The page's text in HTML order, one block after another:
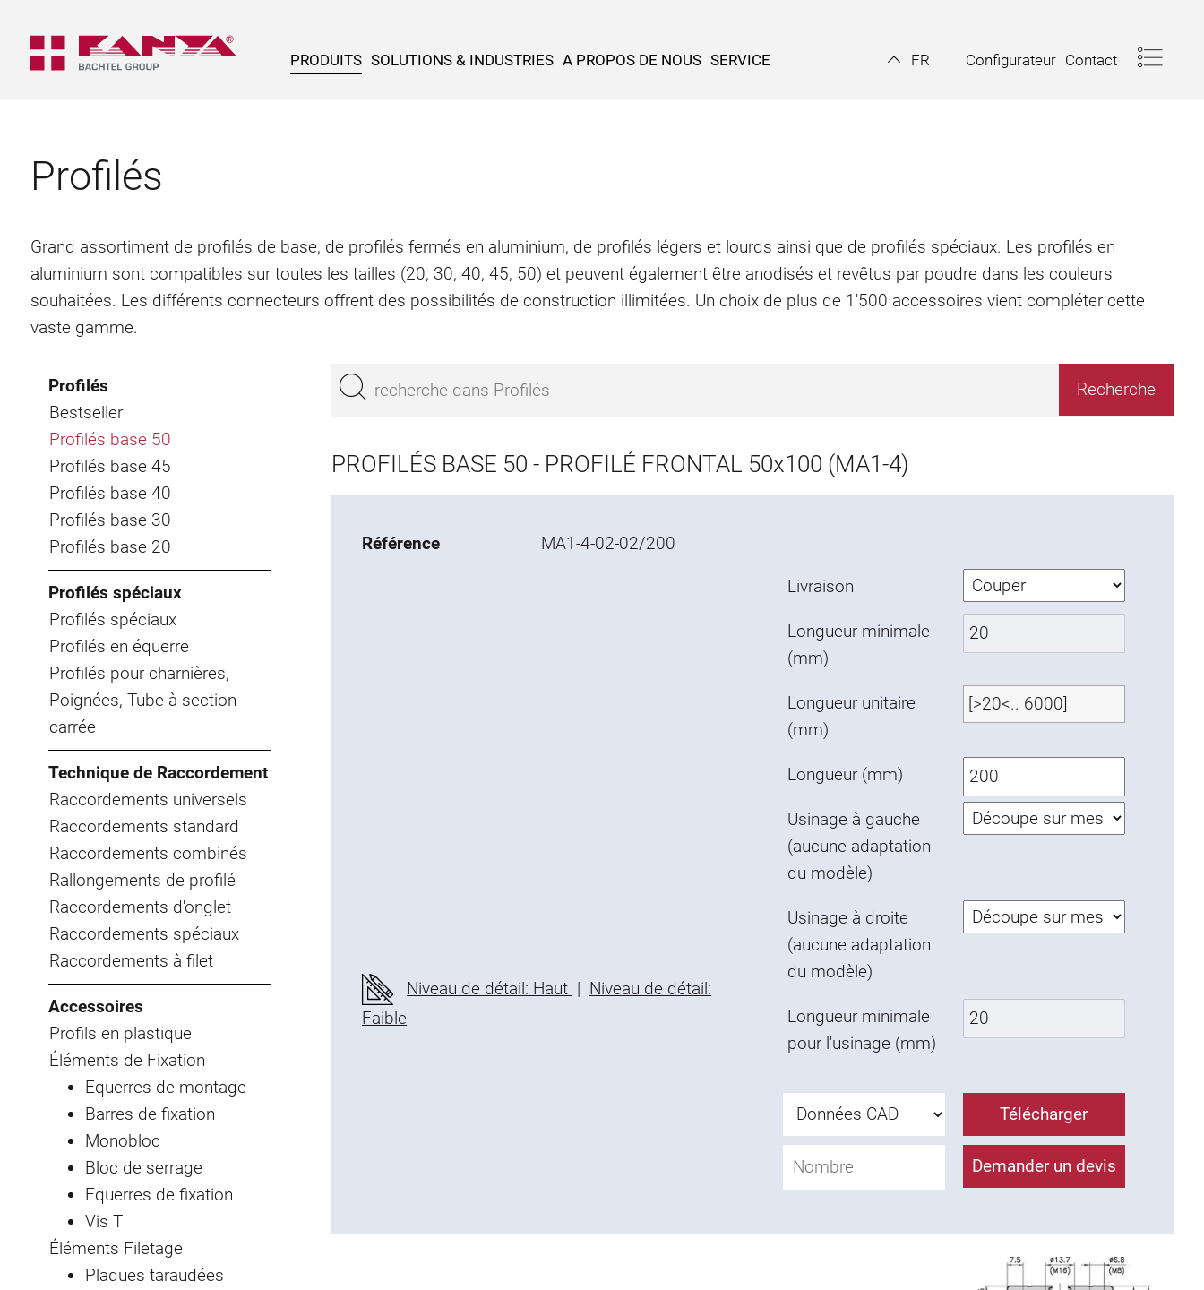
PRODUITS SOLUTIONS & INDUSTRIES A PROPOS DE NOUS SERVICE FR Configurateur Contact
Profilés
Grand assortiment de profilés de base, de profilés fermés en aluminium, de profilés légers et lourds ainsi que de profilés spéciaux. Les profilés en
aluminium sont compatibles sur toutes les tailles (20, 30, 40, 45, 50) et peuvent également être anodisés et revêtus par poudre dans les couleurs
souhaitées. Les différents connecteurs offrent des possibilités de construction illimitées. Un choix de plus de 1'500 accessoires vient compléter cette
vaste gamme.
Profilés
Bestseller
Profilés base 50
Profilés base 45
Profilés base 40
Profilés base 30
Profilés base 20
Profilés spéciaux
Profilés spéciaux
Profilés en équerre
Profilés pour charnières,
Poignées, Tube à section
carrée
Technique de Raccordement
Raccordements universels
Raccordements standard
Raccordements combinés
Rallongements de profilé
Raccordements d'onglet
Raccordements spéciaux
Raccordements à filet
Accessoires
Profils en plastique
Éléments de Fixation
Equerres de montage
Barres de fixation
Monobloc
Bloc de serrage
Equerres de fixation
Vis T
Éléments Filetage
Plaques taraudées
PROFILÉS BASE 50 - PROFILÉ FRONTAL 50x100 (MA1-4)
Référence MA1-4-02-02/200
Niveau de détail: Haut | Niveau de détail:
Faible
Livraison
Longueur minimale
(mm)
Longueur unitaire
(mm)
Longueur (mm)
Usinage à gauche
(aucune adaptation
du modèle)
Usinage à droite
(aucune adaptation
du modèle)
Longueur minimale
pour l'usinage (mm)
Télécharger
Demander un devis